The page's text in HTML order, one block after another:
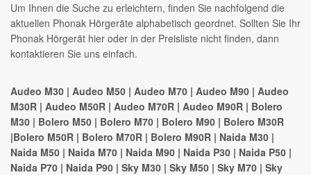
Um Ihnen die Suche zu erleichtern, finden Sie nachfolgend die
aktuellen Phonak Hörgeräte alphabetisch geordnet. Sollten Sie Ihr
Phonak Hörgerät hier oder in der Preisliste nicht finden, dann
kontaktieren Sie uns einfach.
Audeo M30 | Audeo M50 | Audeo M70 | Audeo M90 | Audeo
M30R | Audeo M50R | Audeo M70R | Audeo M90R | Bolero
M30 | Bolero M50 | Bolero M70 | Bolero M90 | Bolero M30R
|Bolero M50R | Bolero M70R | Bolero M90R | Naida M30 |
Naida M50 | Naida M70 | Naida M90 | Naida P30 | Naida P50 |
Naida P70 | Naida P90 | Sky M30 | Sky M50 | Sky M70 | Sky